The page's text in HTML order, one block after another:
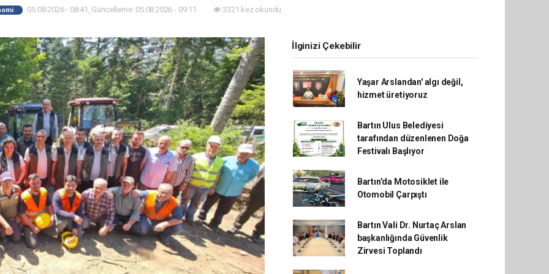
05.08.2026 - 08:41, Güncelleme: 05.08.2026 - 09:11 3321 kez okundu.
İlginizi Çekebilir
Yaşar Arslandan' algı değil,
hizmet üretiyoruz
Bartın Ulus Belediyesi
tarafından düzenlenen Doğa
Festivalı Başlıyor
Bartın'da Motosiklet ile
Otomobil Çarpıştı
Bartın Vali Dr. Nurtaç Arslan
başkanlığında Güvenlik
Zirvesi Toplandı